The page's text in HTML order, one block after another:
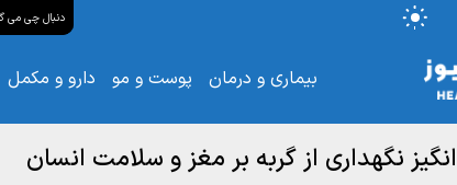
بیماری و درمان پوست و مو دارو و مکمل
نگهداری از گربه بر مغز و سلامت انسان